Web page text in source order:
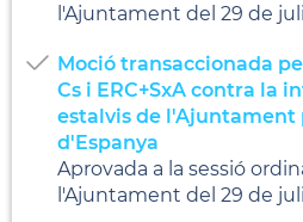
l'Ajuntament del 29 de
Moció transaccionada
Cs i ERC+SxA contra la
estalvis de l'Ajuntament
d'Espanya
Aprovada a la sessió
l'Ajuntament del 29 de